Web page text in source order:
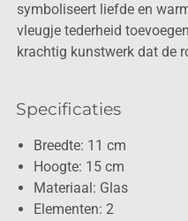
symboliseert liefde en
vleugje tederheid
krachtig kunstwerk dat de
Specificaties
Breedte: 11 cm
Hoogte: 15 cm
Materiaal: Glas
Elementen: 2